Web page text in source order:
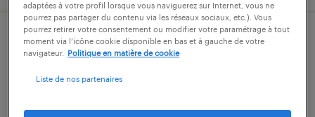
operateur de conditionnement
adaptées à votre profil lorsque vous naviguerez sur Internet, vous ne
pourrez pas partager du contenu via les réseaux sociaux, etc.). Vous
pourrez retirer votre consentement ou modifier votre paramétrage à tout
moment via l’icône cookie disponible en bas et à gauche de votre
navigateur.
Politique en matière de cookie
Liste de nos partenaires